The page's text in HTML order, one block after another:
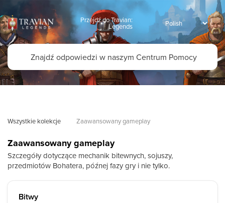
Przejdź do Travian:
Legends
Wszystkie kolekcje Zaawansowany gameplay
Zaawansowany gameplay
Szczegóły dotyczące mechanik bitewnych, sojuszy,
przedmiotów Bohatera, późnej fazy gry i nie tylko.
Bitwy